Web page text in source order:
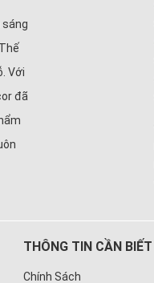
sáng
Với
đã
THÔNG TIN CẦN BIẾT
Chính Sách